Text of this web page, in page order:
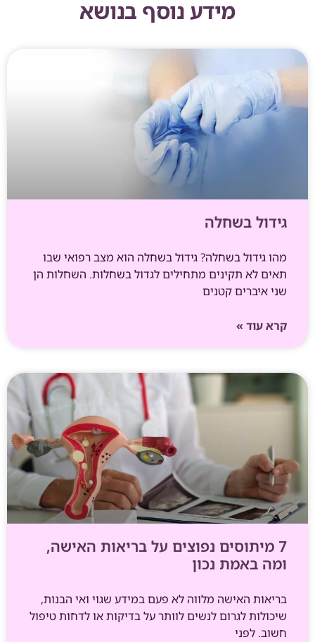
מידע נוסף בנושא
גידול בשחלה
מהו גידול בשחלה? גידול בשחלה הוא מצב רפואי שבו
תאים לא תקינים מתחילים לגדול בשחלות. השחלות הן
שני איברים קטנים
קרא עוד »
7 מיתוסים נפוצים על בריאות האישה,
ומה באמת נכון
בריאות האישה מלווה לא פעם במידע שגוי ואי הבנות,
שיכולות לגרום לנשים לוותר על בדיקות או לדחות טיפול
חשוב. לפני